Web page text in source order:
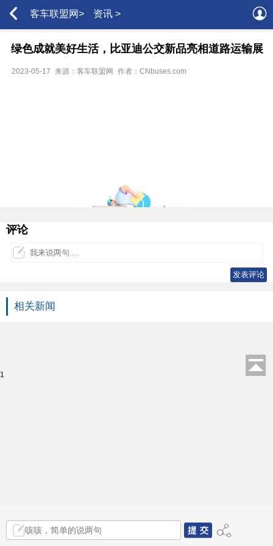
客车联盟网> 资讯 >
绿色成就美好生活，比亚迪公交新品亮相道路运输展
2023-05-17 来源：客车联盟网 作者：CNbuses.com
评论
相关新闻
1